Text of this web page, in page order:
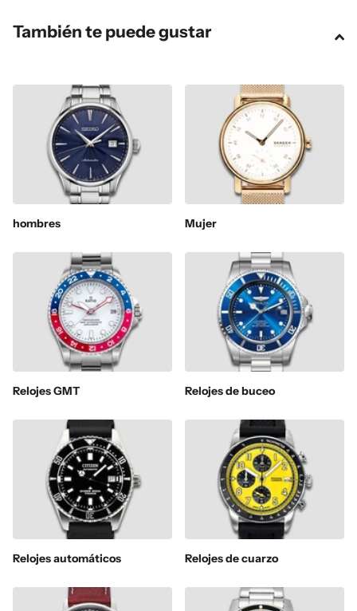
También te puede gustar
hombres Mujer
Relojes GMT Relojes de buceo
Relojes automáticos Relojes de cuarzo